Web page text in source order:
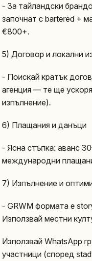
- За тайландски
започнат с bartered +
€800+.
5) Договор и локални
- Поискай кратък
агенция — те ще
изпълнение).
6) Плащания и данъци
- Ясна стъпка: аванс
международни
7) Изпълнение и
- GRWM формата е
Използвай местни
Използвай WhatsApp
участници (според